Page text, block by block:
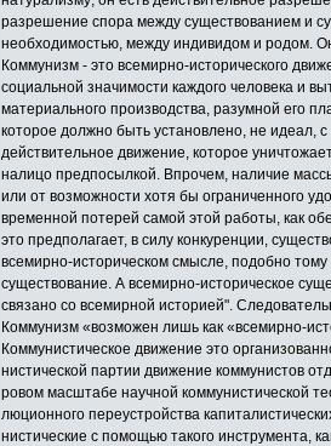
разрешение спора между существованием и
необходимостью, между индивидом и родом.
Коммунизм - это всемирно-исторического
социальной значимости каждого человека и
материального производства, разумной его
которое должно быть установлено, не идеал,
действительное движение, которое
налицо предпосылкой. Впрочем, наличие
или от возможности хотя бы ограниченного
временной потерей самой этой работы, как
это предполагает, в силу конкуренции,
всемирно-историческом смысле, подобно
существование. А всемирно-историческое
связано со всемирной историей".
Коммунизм «возможен лишь как «всемирно-
Коммунистическое движение это
нистической партии движение коммунистов
ровом масштабе научной коммунистической
люционного переустройства
нистические с помощью такого инструмента,